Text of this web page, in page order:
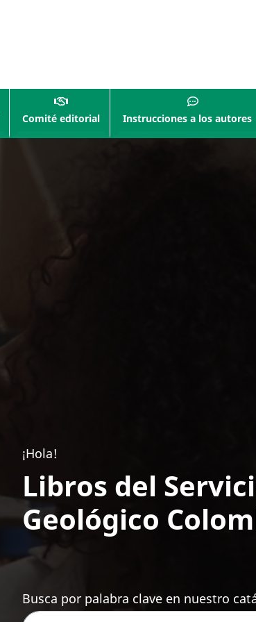
Comité editorial Instrucciones a los autores
¡Hola!
Libros del
Geológico
Busca por palabra clave en nuestro